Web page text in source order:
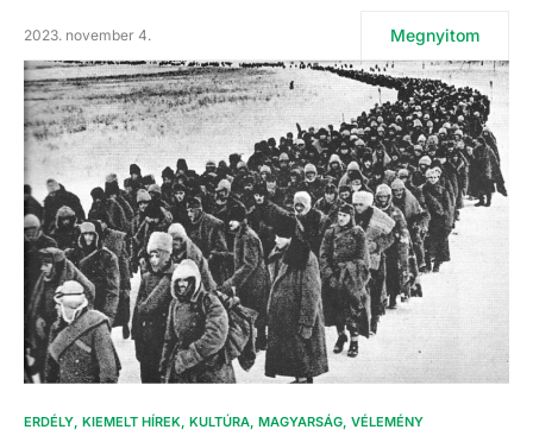
2023. november 4. Megnyitom
ERDÉLY KIEMELT HÍREK KULTÚRA MAGYARSÁG VÉLEMÉNY